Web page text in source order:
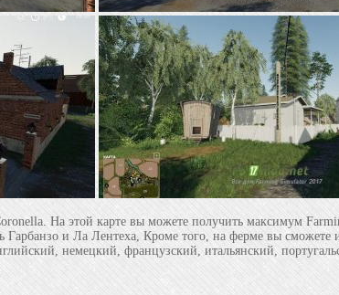
На этой карте вы можете получить максимум
и Ла Лентеха, Кроме того, на ферме вы сможете
немецкий, французский, итальянский,